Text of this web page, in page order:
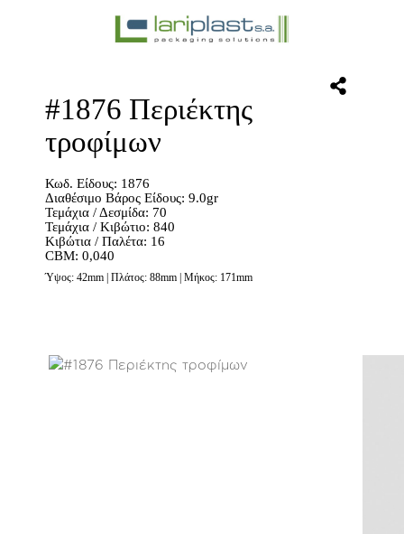
#1876 Περιέκτης
τροφίμων
Κωδ. Είδους: 1876
Διαθέσιμο Βάρος Είδους: 9.0gr
Τεμάχια / Δεσμίδα: 70
Τεμάχια / Κιβώτιο: 840
Κιβώτια / Παλέτα: 16
CBM: 0,040
Ύψος: 42mm | Πλάτος: 88mm | Μήκος: 171mm